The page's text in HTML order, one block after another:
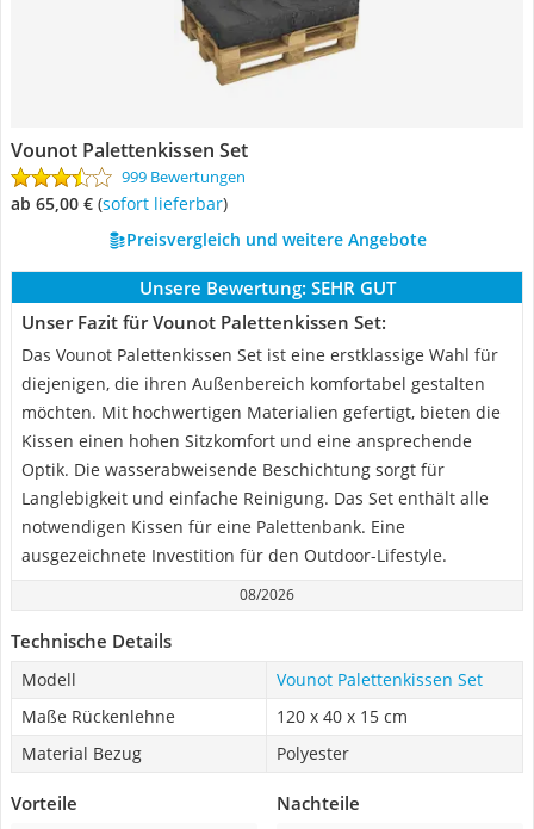
Vounot Palettenkissen Set
999 Bewertungen
ab 65,00 € ( Sofort lieferbar)
Preisvergleich und weitere Angebote
Unsere Bewertung: SEHR GUT
Unser Fazit für Vounot Palettenkissen Set:
Das Vounot Palettenkissen Set ist eine erstklassige Wahl für
diejenigen, die ihren Außenbereich komfortabel gestalten
möchten. Mit hochwertigen Materialien gefertigt, bieten die
Kissen einen hohen Sitzkomfort und eine ansprechende
Optik. Die wasserabweisende Beschichtung sorgt für
Langlebigkeit und einfache Reinigung. Das Set enthält alle
notwendigen Kissen für eine Palettenbank. Eine
ausgezeichnete Investition für den Outdoor-Lifestyle.
08/2026
Technische Details
Modell
Vounot Palettenkissen Set
Maße Rückenlehne
120 x 40 x 15 cm
Material Bezug
Polyester
Vorteile Nachteile